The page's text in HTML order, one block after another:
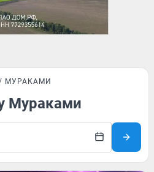
МУРАКАМИ
Мураками